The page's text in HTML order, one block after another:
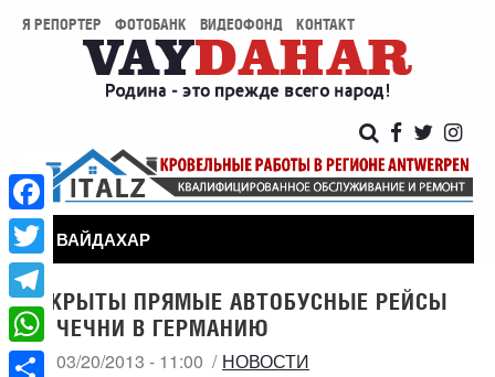
Я РЕПОРТЕР ФОТОБАНК ВИДЕОФОНД КОНТАКТ
ВАЙДАХАР
ОТКРЫТЫ ПРЯМЫЕ АВТОБУСНЫЕ РЕЙСЫ
ИЗ ЧЕЧНИ В ГЕРМАНИЮ
СР, 03/20/2013 - 11:00 НОВОСТИ
Facebook
Twitter
Telegram
WhatsApp